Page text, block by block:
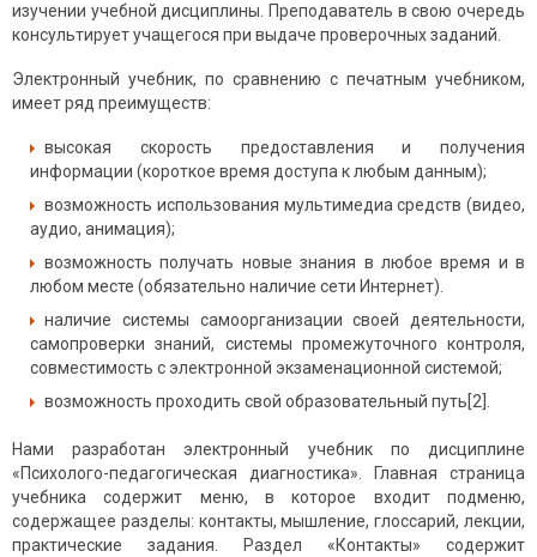
изучении учебной дисциплины. Преподаватель в свою очередь
консультирует учащегося при выдаче проверочных заданий.
Электронный учебник, по сравнению с печатным учебником,
имеет ряд преимуществ:
высокая скорость предоставления и получения
информации (короткое время доступа к любым данным);
возможность использования мультимедиа средств (видео,
аудио, анимация);
возможность получать новые знания в любое время и в
любом месте (обязательно наличие сети Интернет).
наличие системы самоорганизации своей деятельности,
самопроверки знаний, системы промежуточного контроля,
совместимость с электронной экзаменационной системой;
возможность проходить свой образовательный путь[2].
Нами разработан электронный учебник по дисциплине
«Психолого-педагогическая диагностика». Главная страница
учебника содержит меню, в которое входит подменю,
содержащее разделы: контакты, мышление, глоссарий, лекции,
практические задания. Раздел «Контакты» содержит